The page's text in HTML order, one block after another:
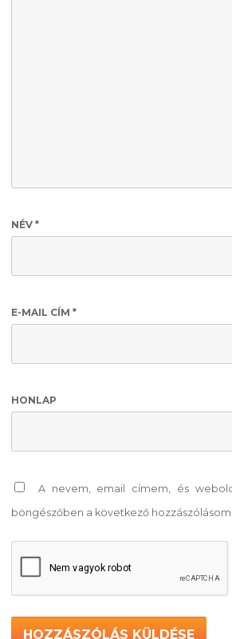
NÉV *
E-MAIL CÍM *
HONLAP
A nevem, email címem, és
böngészőben a következő